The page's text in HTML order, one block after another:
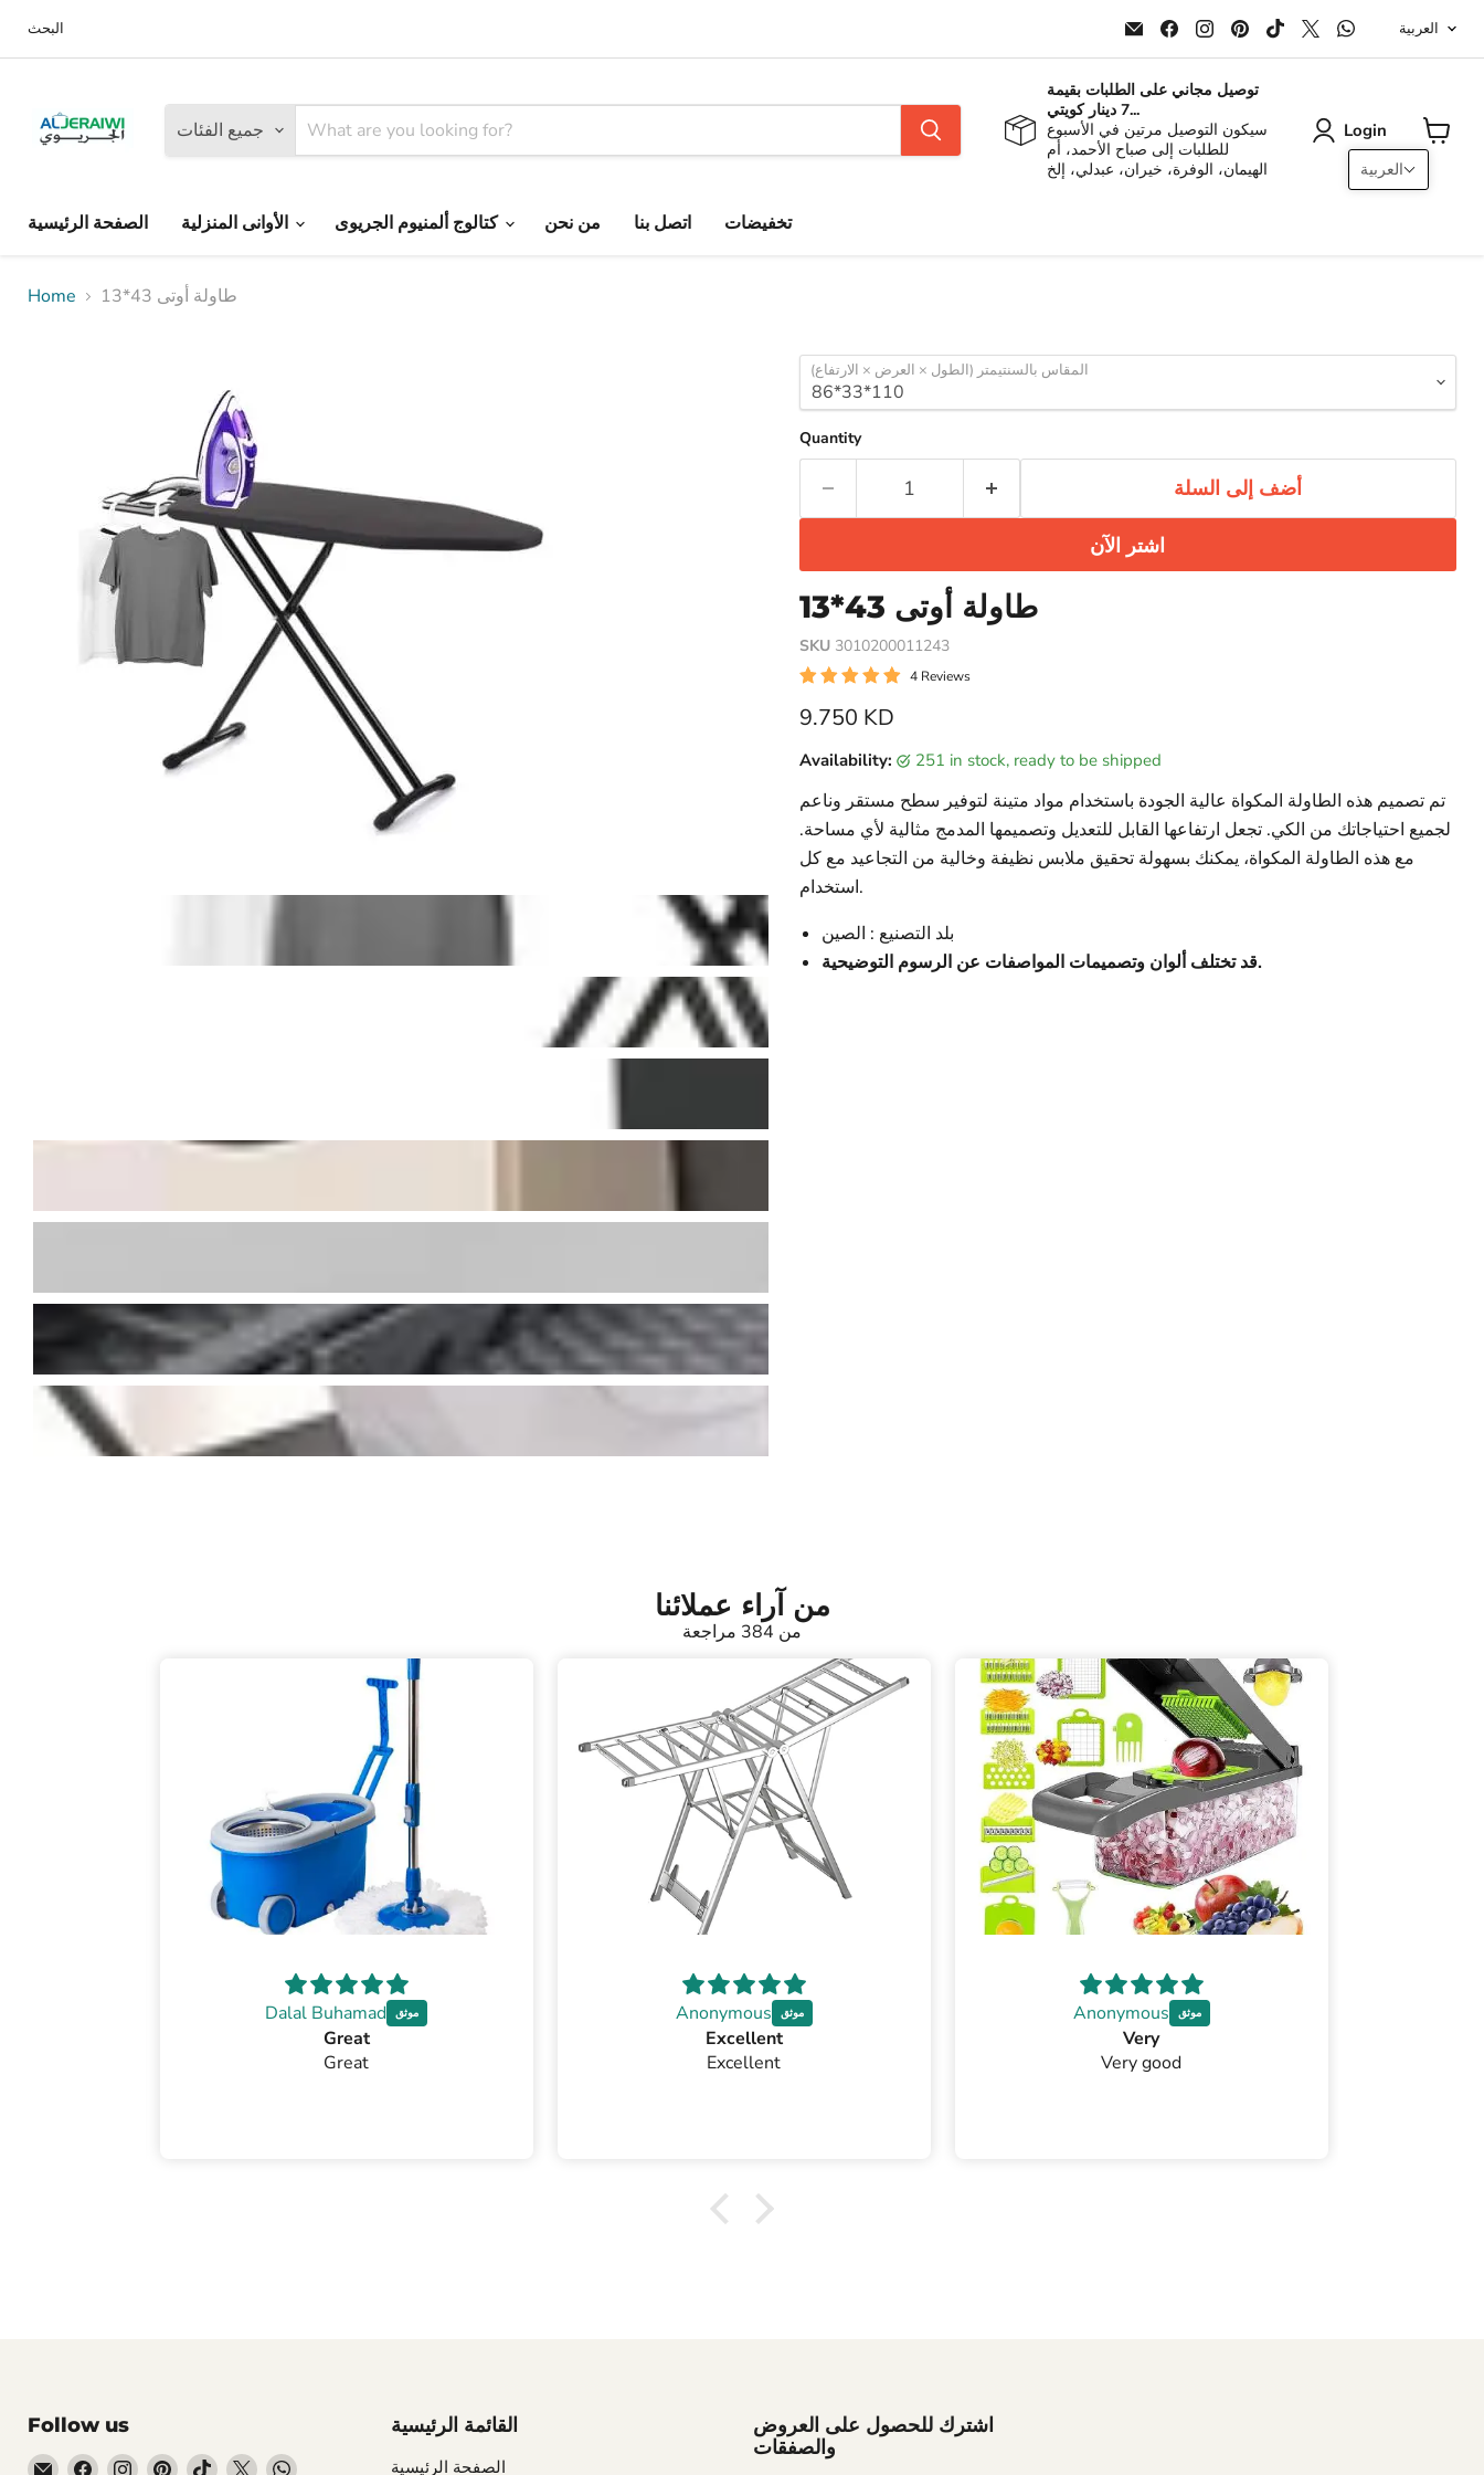
العربية
البحث
Email
ALJERAIWI
Find
us
on
Facebook
Find
us
on
Instagram
Find
us
on
Find
us
on
Find
us
on
on
العربية
جميع الفئات
توصيل مجاني على الطلبات بقيمة
7 دينار كويتي...
سيكون التوصيل مرتين في الأسبوع
للطلبات إلى صباح الأحمد، أم
الهيمان، الوفرة، خيران، عبدلي، إلخ
Login
View
الصفحة الرئيسية كتالوج ألمنيوم الجريوى من نحن اتصل بنا تخفيضات
Home طاولة أوتى 43*13
المقاس بالسنتيمتر (الطول × العرض × الارتفاع)
Quantity
أضف إلى السلة
اشتر الآن
طاولة أوتى 43*13
SKU 3010200011243
4 Reviews
Current price
9.750 KD
Availability: 251 in stock, ready to be shipped
تم تصميم هذه الطاولة المكواة عالية الجودة باستخدام مواد متينة لتوفير سطح مستقر وناعم
لجميع احتياجاتك من الكي. تجعل ارتفاعها القابل للتعديل وتصميمها المدمج مثالية لأي مساحة.
مع هذه الطاولة المكواة، يمكنك بسهولة تحقيق ملابس نظيفة وخالية من التجاعيد مع كل
استخدام.
بلد التصنيع : الصين
قد تختلف ألوان وتصميمات المواصفات عن الرسوم التوضيحية.
من آراء عملائنا
من 384 مراجعة
Dalal Buhamad
Great
Great
Anonymous
Excellent
Excellent
Anonymous
Very
Very good
Follow us
EmailFind Find Find Find Find Find
القائمة الرئيسية
الصفحة الرئيسية
اشترك للحصول على العروض
والصفقات